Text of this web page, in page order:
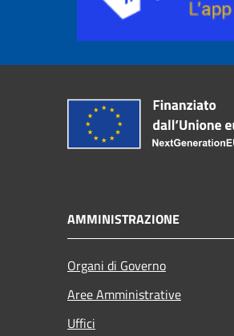
AMMINISTRAZIONE
Organi di Governo
Aree Amministrative
Uffici